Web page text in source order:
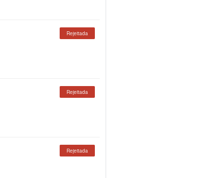
Rejeitada
Rejeitada
Rejeitada